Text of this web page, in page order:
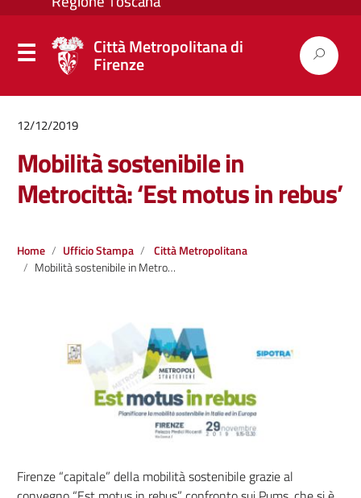
Città Metropolitana di
Firenze
12/12/2019
Mobilità sostenibile in
Metrocittà: ‘Est motus in rebus’
Home Ufficio Stampa
Città Metropolitana
Mobilità sostenibile in Metrocittà: ‘Est motus in rebus’
Firenze “capitale” della mobilità sostenibile grazie al